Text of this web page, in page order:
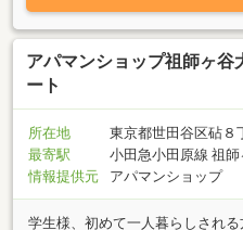
アパマンショップ祖師ヶ
ート
所在地
東京都世田谷区砧８
最寄駅
小田急小田原線 祖
情報提供元
アパマンショップ
学生様、初めて一人暮らしされ